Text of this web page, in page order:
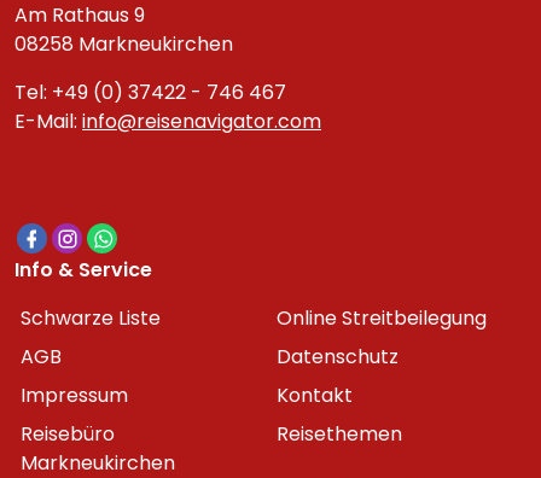
Am Rathaus 9
08258 Markneukirchen
Tel: +49 (0) 37422 - 746 467
E-Mail: info@reisenavigator.com
Info & Service
Schwarze Liste
Online Streitbeilegung
AGB
Datenschutz
Impressum
Kontakt
Reisebüro
Markneukirchen
Reisethemen